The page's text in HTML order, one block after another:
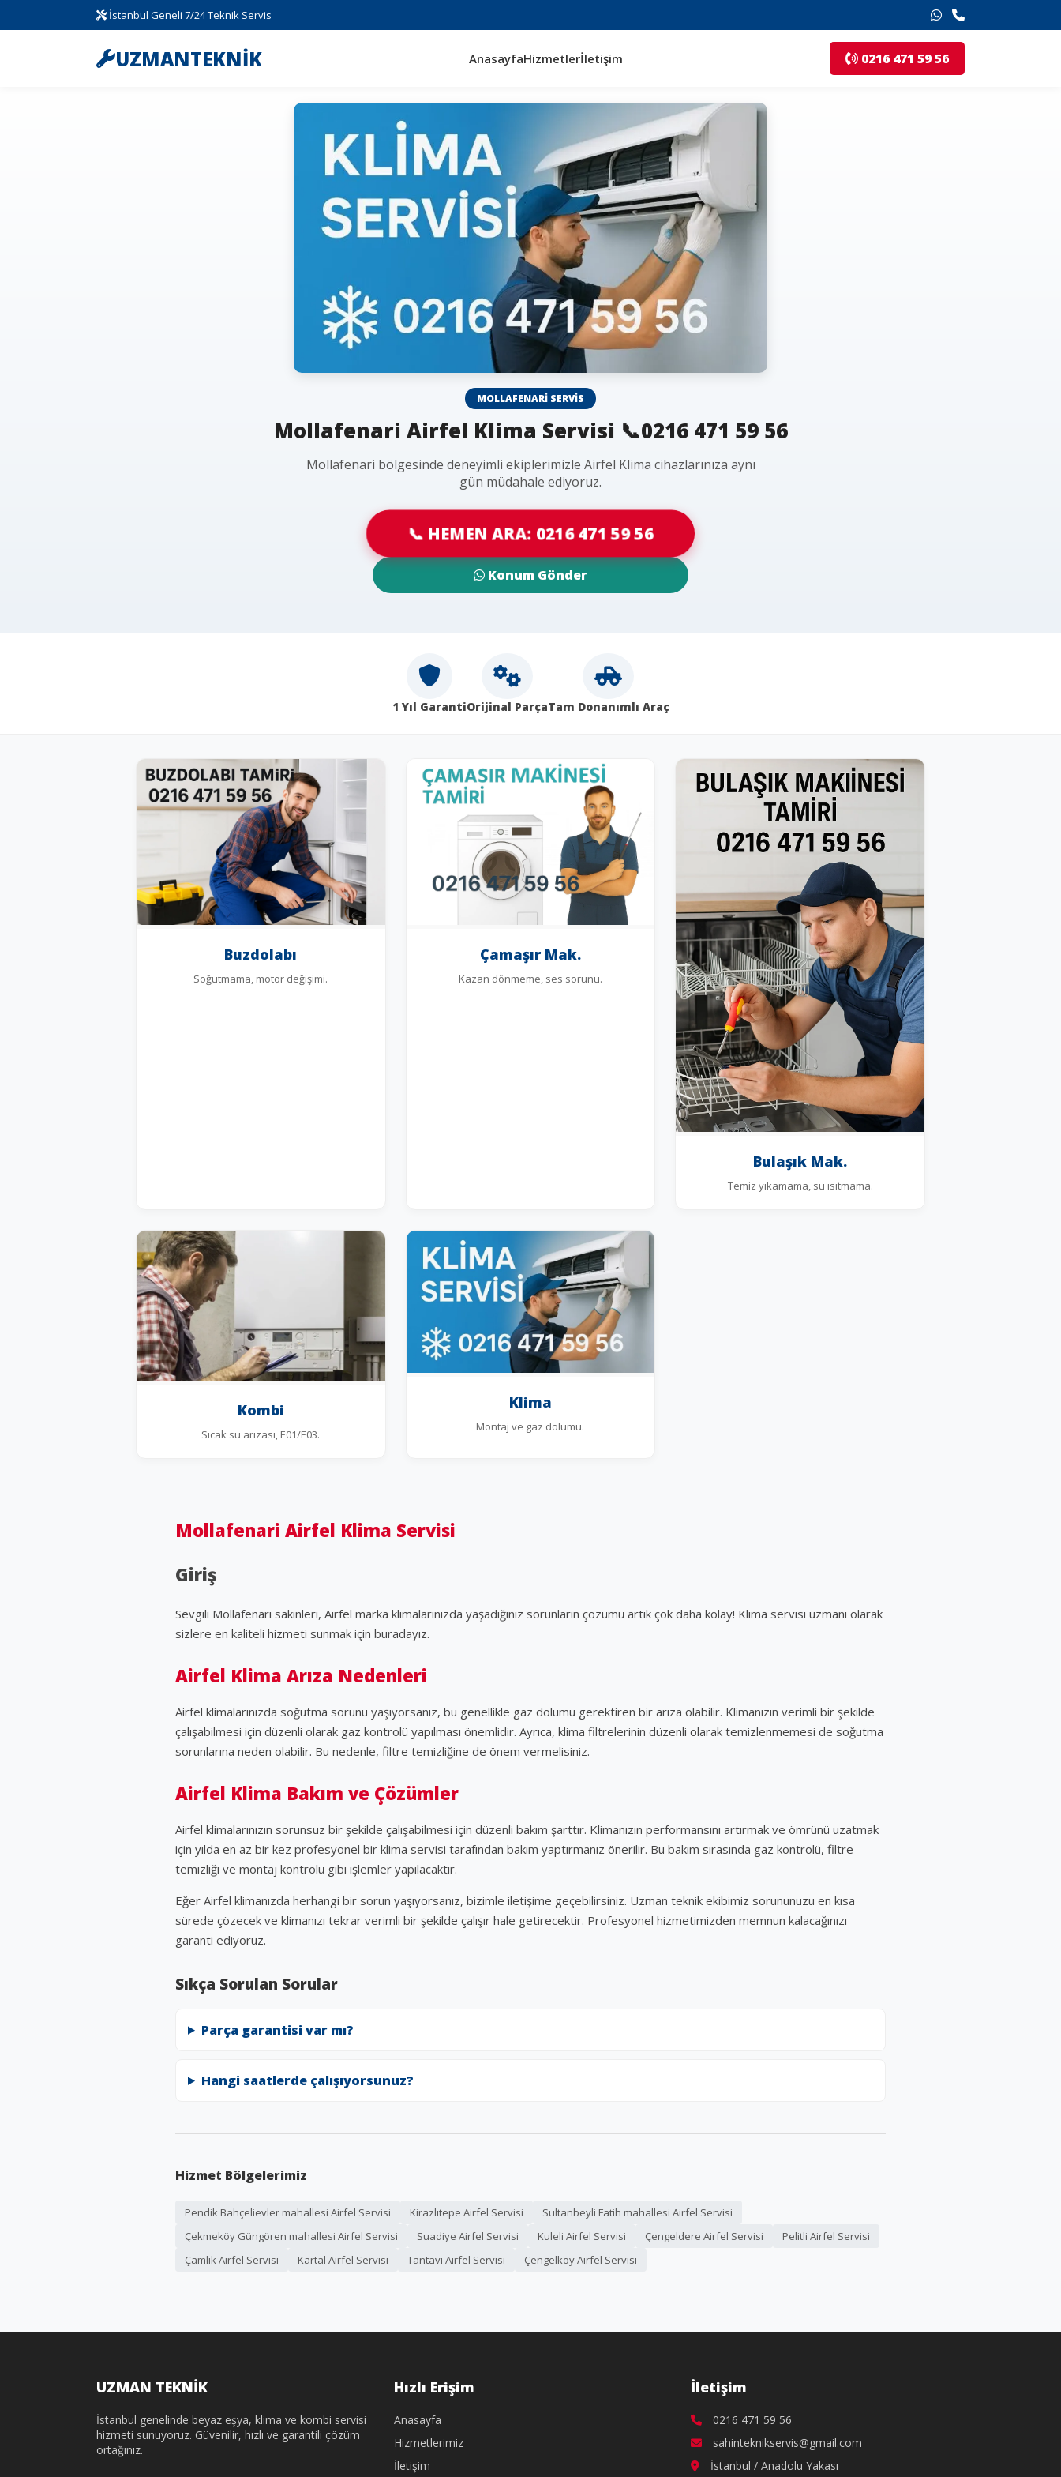
İstanbul Geneli 7/24 Teknik Servis
UZMANTEKNİK AnasayfaHizmetlerİletişim 0216 471 59 56
MOLLAFENARI SERVIS
Mollafenari Airfel Klima Servisi 📞0216 471 59 56
Mollafenari bölgesinde deneyimli ekiplerimizle Airfel Klima cihazlarınıza aynı
gün müdahale ediyoruz.
📞 HEMEN ARA: 0216 471 59 56
Konum Gönder
1 Yıl GarantiOrijinal ParçaTam Donanımlı Araç
Buzdolabı
Soğutmama, motor değişimi.
Çamaşır Mak.
Kazan dönmeme, ses sorunu.
Bulaşık Mak.
Temiz yıkamama, su ısıtmama.
Kombi
Sıcak su arızası, E01/E03.
Klima
Montaj ve gaz dolumu.
Mollafenari Airfel Klima Servisi
Giriş
Sevgili Mollafenari sakinleri, Airfel marka klimalarınızda yaşadığınız sorunların çözümü artık çok daha kolay! Klima servisi uzmanı olarak
sizlere en kaliteli hizmeti sunmak için buradayız.
Airfel Klima Arıza Nedenleri
Airfel klimalarınızda soğutma sorunu yaşıyorsanız, bu genellikle gaz dolumu gerektiren bir arıza olabilir. Klimanızın verimli bir şekilde
çalışabilmesi için düzenli olarak gaz kontrolü yapılması önemlidir. Ayrıca, klima filtrelerinin düzenli olarak temizlenmemesi de soğutma
sorunlarına neden olabilir. Bu nedenle, filtre temizliğine de önem vermelisiniz.
Airfel Klima Bakım ve Çözümler
Airfel klimalarınızın sorunsuz bir şekilde çalışabilmesi için düzenli bakım şarttır. Klimanızın performansını artırmak ve ömrünü uzatmak
için yılda en az bir kez profesyonel bir klima servisi tarafından bakım yaptırmanız önerilir. Bu bakım sırasında gaz kontrolü, filtre
temizliği ve montaj kontrolü gibi işlemler yapılacaktır.
Eğer Airfel klimanızda herhangi bir sorun yaşıyorsanız, bizimle iletişime geçebilirsiniz. Uzman teknik ekibimiz sorununuzu en kısa
sürede çözecek ve klimanızı tekrar verimli bir şekilde çalışır hale getirecektir. Profesyonel hizmetimizden memnun kalacağınızı
garanti ediyoruz.
Sıkça Sorulan Sorular
Parça garantisi var mı?
Hangi saatlerde çalışıyorsunuz?
Hizmet Bölgelerimiz
Pendik Bahçelievler mahallesi Airfel Servisi Kirazlıtepe Airfel Servisi
Sultanbeyli Fatih mahallesi Airfel Servisi
Çekmeköy Güngören mahallesi Airfel Servisi
Suadiye Airfel Servisi Kuleli Airfel Servisi Çengeldere Airfel Servisi
Pelitli Airfel Servisi
Çamlık Airfel Servisi
Kartal Airfel Servisi Tantavi Airfel Servisi Çengelköy Airfel Servisi
UZMAN TEKNİK
İstanbul genelinde beyaz eşya, klima ve kombi servisi
hizmeti sunuyoruz. Güvenilir, hızlı ve garantili çözüm
ortağınız.
Hızlı Erişim
Anasayfa
Hizmetlerimiz
İletişim
İletişim
0216 471 59 56
sahinteknikservis@gmail.com
İstanbul / Anadolu Yakası